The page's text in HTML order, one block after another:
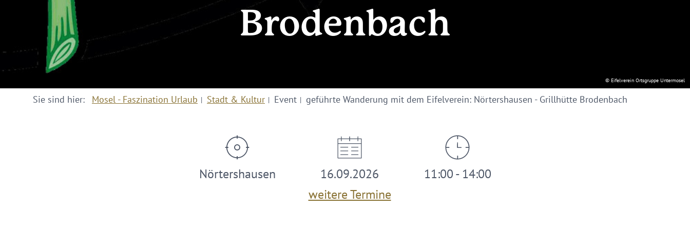
© Eifelverein Ortsgruppe Untermosel
Brodenbach
Sie sind hier: Mosel - Faszination Urlaub Stadt & Kultur Event geführte Wanderung mit dem Eifelverein: Nörtershausen - Grillhütte Brodenbach
Nörtershausen
16.09.2026
weitere Termine
11:00 - 14:00